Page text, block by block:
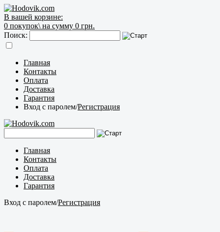
В вашей корзине:
0 покупок\ на сумму 0 грн.
Поиск:
Главная
Контакты
Оплата
Доставка
Гарантия
Вход с паролем/Регистрация
Главная
Контакты
Оплата
Доставка
Гарантия
Вход с паролем/Регистрация